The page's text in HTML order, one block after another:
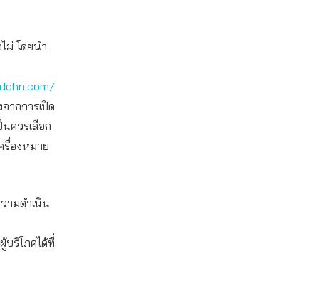
ม่ โดยนำ
ากการเปิด
ควรเลือก
รื่องหมาย
ามดำเนิน
บริโภคได้ที่